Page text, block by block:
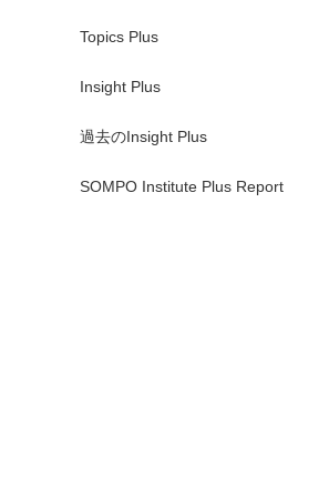
Topics Plus
Insight Plus
過去のInsight Plus
SOMPO Institute Plus Report